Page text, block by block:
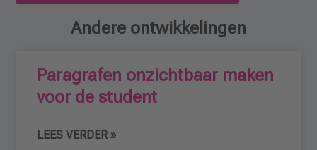
Andere ontwikkelingen
Paragrafen onzichtbaar maken
voor de student
LEES VERDER »